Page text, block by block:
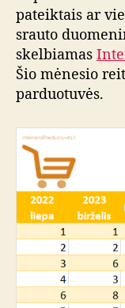
pateiktais ar
srauto
skelbiamas
Šio mėnesio
parduotuvės.